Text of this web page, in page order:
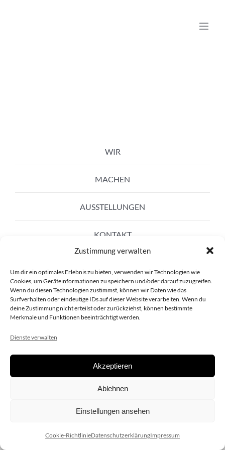
Zustimmung verwalten
Um dir ein optimales Erlebnis zu bieten, verwenden wir Technologien wie
Cookies, um Geräteinformationen zu speichern und/oder darauf zuzugreifen.
Wenn du diesen Technologien zustimmst, können wir Daten wie das
Surfverhalten oder eindeutige IDs auf dieser Website verarbeiten. Wenn du
deine Zustimmung nicht erteilst oder zurückziehst, können bestimmte
Merkmale und Funktionen beeinträchtigt werden.
Dienste verwalten
Akzeptieren
Ablehnen
Einstellungen ansehen
Cookie-RichtlinieDatenschutzerklärungImpressum
WIR
MACHEN
AUSSTELLUNGEN
KONTAKT
Copyright 2020 dieSCHAUsteller.at |Datenschützerklärung|
| Design:www.ARGEntur.at